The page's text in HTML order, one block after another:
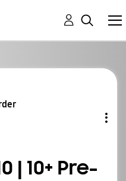
| 10‎+ Pre-